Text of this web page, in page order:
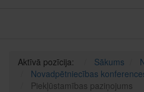
Aktīvā pozīcija: Sākums
Novadpētniecības
Piekļūstamības paziņojums